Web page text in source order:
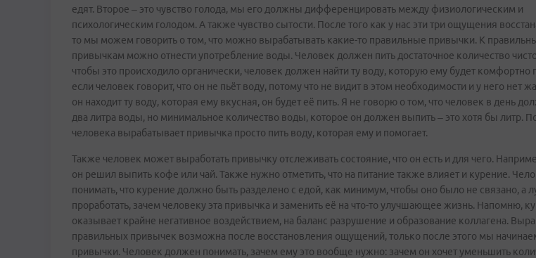
едят. Второе – это чувство голода, мы его должны дифференцировать между физиологическим и
психологическим голодом. А также чувство сытости. После того как у нас эти три ощущения
то мы можем говорить о том, что можно вырабатывать какие-то правильные привычки. К
привычкам можно отнести употребление воды. Человек должен пить достаточное количество
чтобы это происходило органически, человек должен найти ту воду, которую ему будет комфортно
если человек говорит, что он не пьёт воду, потому что не видит в этом необходимости и у него нет
он находит ту воду, которая ему вкусная, он будет её пить. Я не говорю о том, что человек в день
два литра воды, но минимальное количество воды, которое он должен выпить – это хотя бы литр.
человека вырабатывает привычка просто пить воду, которая ему и помогает.
Также человек может выработать привычку отслеживать состояние, что он есть и для чего.
он решил выпить кофе или чай. Также нужно отметить, что на питание также влияет и курение.
понимать, что курение должно быть разделено с едой, как минимум, чтобы оно было не связано, а
проработать, зачем человеку эта привычка и заменить её на что-то улучшающее жизнь. Напомню,
оказывает крайне негативное воздействием, на баланс разрушение и образование коллагена.
правильных привычек возможна после восстановления ощущений, только после этого мы
привычки. Человек должен понимать, зачем ему это вообще нужно: зачем он хочет уменьшить